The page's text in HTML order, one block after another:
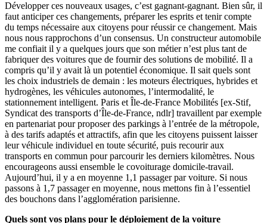
Développer ces nouveaux usages, c’est gagnant-gagnant. Bien sûr, il
faut anticiper ces changements, préparer les esprits et tenir compte
du temps nécessaire aux citoyens pour réussir ce changement. Mais
nous nous rapprochons d’un consensus. Un constructeur automobile
me confiait il y a quelques jours que son métier n’est plus tant de
fabriquer des voitures que de fournir des solutions de mobilité. Il a
compris qu’il y avait là un potentiel économique. Il sait quels sont
les choix industriels de demain : les moteurs électriques, hybrides et
hydrogènes, les véhicules autonomes, l’intermodalité, le
stationnement intelligent. Paris et Île-de-France Mobilités [ex-Stif,
Syndicat des transports d’Île-de-France, ndlr] travaillent par exemple
en partenariat pour proposer des parkings à l’entrée de la métropole,
à des tarifs adaptés et attractifs, afin que les citoyens puissent laisser
leur véhicule individuel en toute sécurité, puis recourir aux
transports en commun pour parcourir les derniers kilomètres. Nous
encourageons aussi ensemble le covoiturage domicile-travail.
Aujourd’hui, il y a en moyenne 1,1 passager par voiture. Si nous
passons à 1,7 passager en moyenne, nous mettons fin à l’essentiel
des bouchons dans l’agglomération parisienne.
Quels sont vos plans pour le déploiement de la voiture